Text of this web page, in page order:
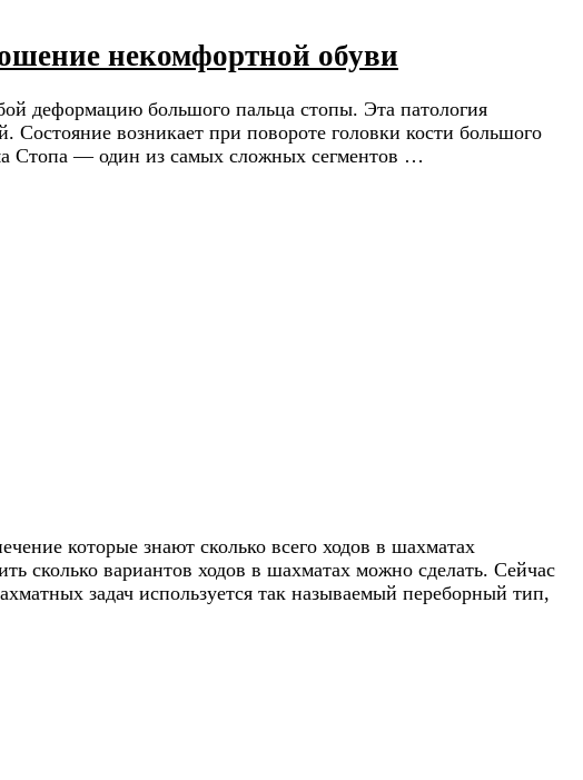
некомфортной обуви
деформацию большого пальца стопы. Эта патология
Состояние возникает при повороте головки кости большого
Стопа — один из самых сложных сегментов …
которые знают сколько всего ходов в шахматах
сколько вариантов ходов в шахматах можно сделать. Сейчас
задач используется так называемый переборный тип,